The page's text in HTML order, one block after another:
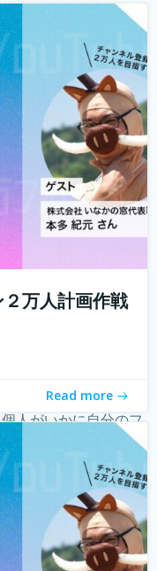
どんAIに仕事を奪わ
きを読む
２万人計画作戦
Read more
はないでしょうか？
人がいかに自分のフ